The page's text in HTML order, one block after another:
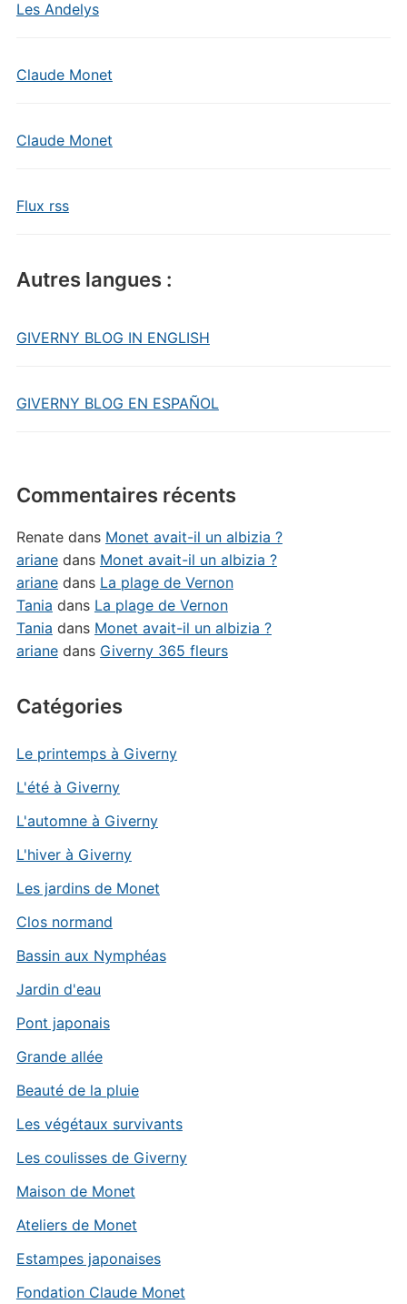
Les Andelys
Claude Monet
Claude Monet
Flux rss
Autres langues :
GIVERNY BLOG IN ENGLISH
GIVERNY BLOG EN ESPAÑOL
Commentaires récents
Renatedans Monet avait-il un albizia ?
arianedans Monet avait-il un albizia ?
arianedans La plage de Vernon
Tania dans La plage de Vernon
Tania dans Monet avait-il un albizia ?
arianedans Giverny 365 fleurs
Catégories
Le printemps à Giverny
L'été à Giverny
L'automne à Giverny
L'hiver à Giverny
Les jardins de Monet
Clos normand
Bassin aux Nymphéas
Jardin d'eau
Pont japonais
Grande allée
Beauté de la pluie
Les végétaux survivants
Les coulisses de Giverny
Maison de Monet
Ateliers de Monet
Estampes japonaises
Fondation Claude Monet